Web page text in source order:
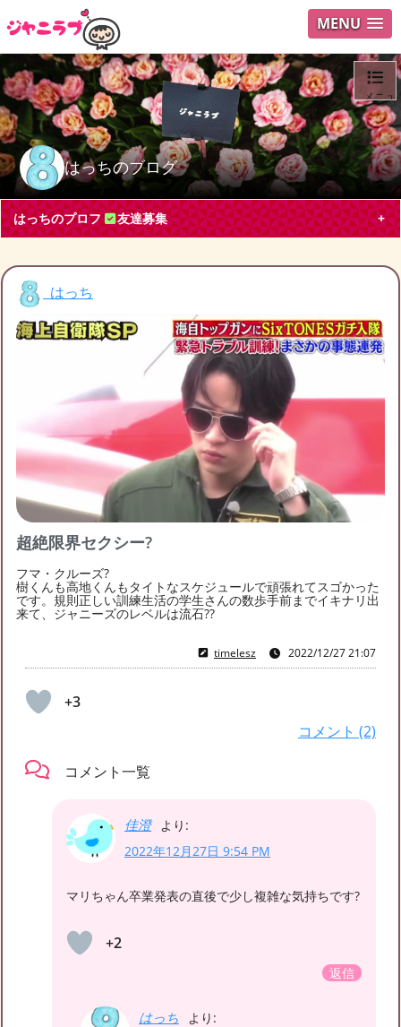
MENU
はっちのブログ
メニュ
ログイ
Search
はっちのプロフ 友達募集
はっち
神奈川県 会社員20代
関ジャニ∞, SixTONES
フォロー 3 フォロワー 3
はっちのチケット募集
はっちの友達募集 募集中
eighterさんと仲良くなりたいです♡
とでも、一大事でも、一緒に楽しめる仲間を募集
はっちのブログ月別アーカイブ
2023年2月
はっち
超絶限界セクシー?
フマ・クルーズ?
樹くんも高地くんもタイトなスケジュールで頑張れてスゴかった
です。規則正しい訓練生活の学生さんの数歩手前までイキナリ出
来て、ジャニーズのレベルは流石??
timelesz 2022/12/27 21:07
+3
コメント (2)
コメント一覧
佳澄
より:
2022年12月27日 9:54 PM
マリちゃん卒業発表の直後で少し複雑な気持ちです?
+2
返信
はっち
より: